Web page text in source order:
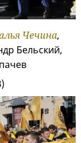
Чечина,
Бельский,